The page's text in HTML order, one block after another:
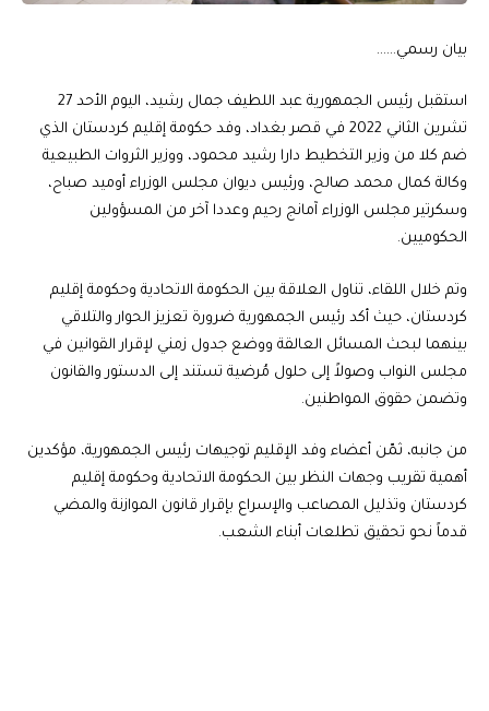
بيان رسمي……
استقبل رئيس الجمهورية عبد اللطيف جمال رشيد، اليوم الأحد 27
تشرين الثاني 2022 في قصر بغداد، وفد حكومة إقليم كردستان الذي
ضم كلا من وزير التخطيط دارا رشيد محمود، ووزير الثروات الطبيعية
وكالة كمال محمد صالح، ورئيس ديوان مجلس الوزراء أوميد صباح،
وسكرتير مجلس الوزراء آمانج رحيم وعددا آخر من المسؤولين
الحكوميين.
وتم خلال اللقاء، تناول العلاقة بين الحكومة الاتحادية وحكومة إقليم
كردستان، حيث أكد رئيس الجمهورية ضرورة تعزيز الحوار والتلاقي
بينهما لبحث المسائل العالقة ووضع جدول زمني لإقرار القوانين في
مجلس النواب وصولاً إلى حلول مُرضية تستند إلى الدستور والقانون
وتضمن حقوق المواطنين.
من جانبه، ثمّن أعضاء وفد الإقليم توجيهات رئيس الجمهورية، مؤكدين
أهمية تقريب وجهات النظر بين الحكومة الاتحادية وحكومة إقليم
كردستان وتذليل المصاعب والإسراع بإقرار قانون الموازنة والمضي
قدماً نحو تحقيق تطلعات أبناء الشعب.